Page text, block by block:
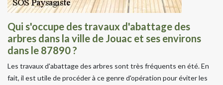
Qui s'occupe des travaux d'abattage des
arbres dans la ville de Jouac et ses environs
dans le 87890 ?
Les travaux d'abattage des arbres sont très fréquents en été. En
fait, il est utile de procéder à ce genre d'opération pour éviter les